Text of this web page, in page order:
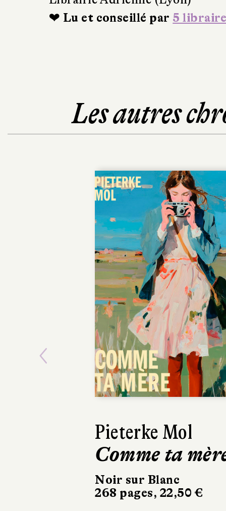
❤ Lu et conseillé par 5
Les autres
Pieterke Mol
Comme ta
Noir sur Blanc
268 pages, 22,50 €
Ásta
Dehors,
printemps
Previous